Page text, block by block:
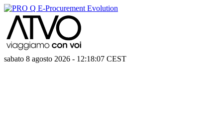
sabato 8 agosto 2026 - 12:18:07 CEST